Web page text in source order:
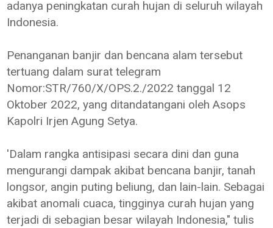
adanya peningkatan curah hujan di seluruh wilayah
Indonesia.
Penanganan banjir dan bencana alam tersebut
tertuang dalam surat telegram
Nomor:STR/760/X/OPS.2./2022 tanggal 12
Oktober 2022, yang ditandatangani oleh Asops
Kapolri Irjen Agung Setya.
'Dalam rangka antisipasi secara dini dan guna
mengurangi dampak akibat bencana banjir, tanah
longsor, angin puting beliung, dan lain-lain. Sebagai
akibat anomali cuaca, tingginya curah hujan yang
terjadi di sebagian besar wilayah Indonesia," tulis